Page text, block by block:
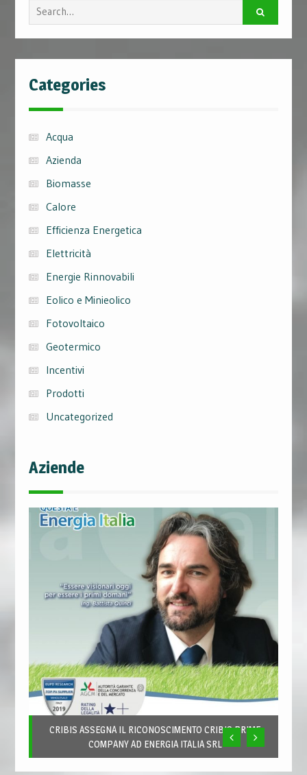
Search
for:
Categories
Acqua
Azienda
Biomasse
Calore
Efficienza Energetica
Elettricità
Energie Rinnovabili
Eolico e Minieolico
Fotovoltaico
Geotermico
Incentivi
Prodotti
Uncategorized
Aziende
CRIBIS ASSEGNA IL RICONOSCIMENTO CRIBIS PRIME
COMPANY AD ENERGIA ITALIA SRL